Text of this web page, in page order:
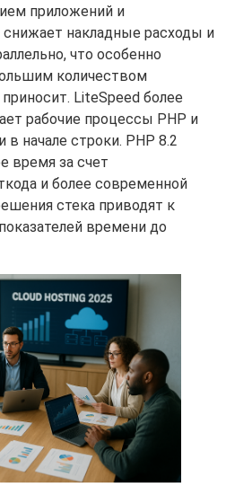
приложений и
накладные расходы и
что особенно
количеством
приносит. LiteSpeed более
рабочие процессы PHP и
начале строки. PHP 8.2
время за счет
и более современной
стека приводят к
времени до